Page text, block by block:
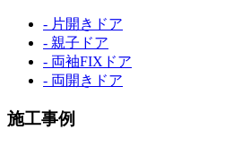
- 片開きドア
- 親子ドア
- 両袖FIXドア
- 両開きドア
施工事例